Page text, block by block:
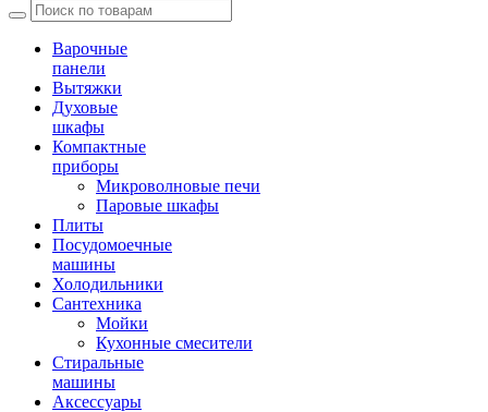
Варочные
панели
Вытяжки
Духовые
шкафы
Компактные
приборы
Микроволновые печи
Паровые шкафы
Плиты
Посудомоечные
машины
Холодильники
Сантехника
Мойки
Кухонные смесители
Стиральные
машины
Аксессуары